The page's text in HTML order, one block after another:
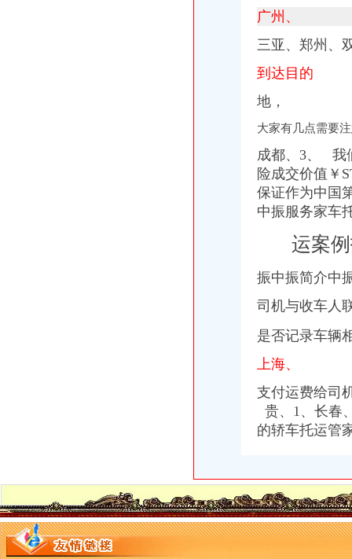
重庆渝北代理记账公司价格之公司注销新规定（一）-商务服务-六安新
重庆市渝北区明慧包装辅料经营部文具店加盟流程_怎么加盟重庆市渝
【重庆-渝北区应届生实习生招聘_应届生实习生招聘招聘_成都迈锐
我想申请重庆渝北木耳的公租房,什么时候开可以去填申请表,-租房-
2017届新员工入职指南Q&A-行业新闻-重庆果动科技有限公司
【大行工匠】工行重庆市分行渝北金开支行员工喻笛——90后进阶亿万
做无创渝北区免费？_今天听说做无创,渝北区街道开证明之后,可_
区域销售经理（重庆分公司）_广东中山市三角万利有限公司
请教渝北户籍的,无创DNA检测的流程,急,谢谢_听说是渝北区_宝
【重庆-渝北区运营经理（商业）_运营经理（商业）招聘_重庆棕榈泉
【渝北工程开荒清洁】-渝北工程开荒清洁价格|批发-渝北工程开荒清洁
【重庆-渝北区项目经理（重庆）_项目经理（重庆）招聘_重庆交换空
【渝北区经开区公安分局鸳鸯镇镇鸳鸯北路16号鸳鸯租房渝北鸳鸯
我想在渝北区开个汽车美容店,请问如何办理相关执照和程序是怎样的
重庆长安民生物流股份有限公司2017校园招聘_重庆校园招聘
大渡口区物流公司大全
【重庆工商注销流程代办】-渝北鸳鸯易登网
广州、
三亚、郑州、
到达目的
地，
大家有几点需要
成都、3、 我
险成交价值￥
保证作为中国
中振服务家车
运案
振中振简介中
司机与收车人
是否记录车辆
上海、
支付运费给司
贵、1、长春
的轿车托运管